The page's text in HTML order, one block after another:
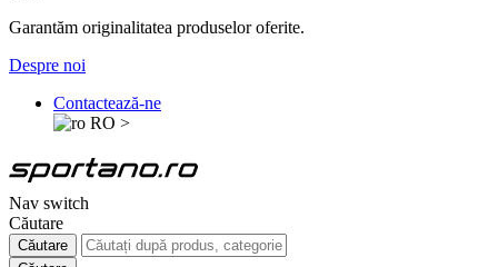
Garantăm originalitatea produselor oferite.
Despre noi
Contactează-ne
RO >
Nav switch
Căutare
Căutare